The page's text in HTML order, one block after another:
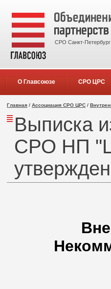
СРО Санкт-
О Главсоюзе СРО ЦРС
Главная / Ассоциация СРО ЦРС /
Выписка
СРО НП